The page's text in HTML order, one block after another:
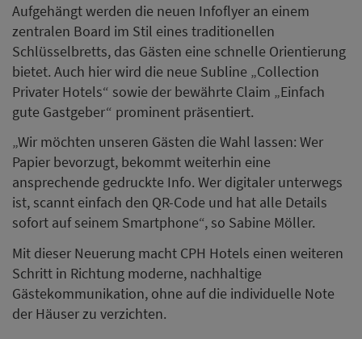
Aufgehängt werden die neuen Infoflyer an einem
zentralen Board im Stil eines traditionellen
Schlüsselbretts, das Gästen eine schnelle Orientierung
bietet. Auch hier wird die neue Subline „Collection
Privater Hotels“ sowie der bewährte Claim „Einfach
gute Gastgeber“ prominent präsentiert.
„Wir möchten unseren Gästen die Wahl lassen: Wer
Papier bevorzugt, bekommt weiterhin eine
ansprechende gedruckte Info. Wer digitaler unterwegs
ist, scannt einfach den QR-Code und hat alle Details
sofort auf seinem Smartphone“, so Sabine Möller.
Mit dieser Neuerung macht CPH Hotels einen weiteren
Schritt in Richtung moderne, nachhaltige
Gästekommunikation, ohne auf die individuelle Note
der Häuser zu verzichten.